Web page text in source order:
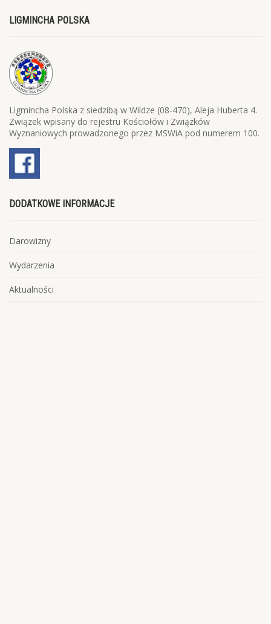
LIGMINCHA POLSKA
Ligmincha Polska z siedzibą w Wildze (08-470), Aleja Huberta 4.
Związek wpisany do rejestru Kościołów i Związków
Wyznaniowych prowadzonego przez MSWiA pod numerem 100.
DODATKOWE INFORMACJE
Darowizny
Wydarzenia
Aktualności